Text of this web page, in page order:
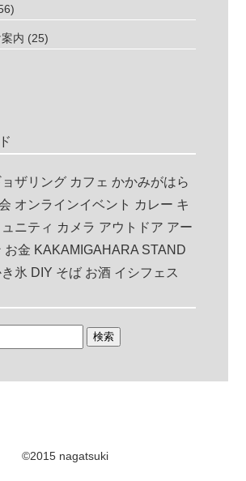
内 (25)
ョザリング カフェ かかみがはら
オンラインイベント カレー キ
ニティ カメラ アウトドア アー
お金 KAKAMIGAHARA STAND
氷 DIY そば お酒 イシフェス
©2015 nagatsuki